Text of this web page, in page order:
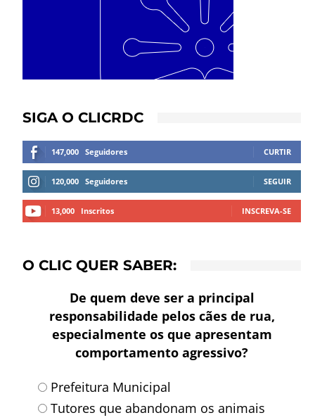
SIGA O CLICRDC
147,000 Seguidores CURTIR
120,000 Seguidores SEGUIR
13,000 Inscritos INSCREVA-SE
O CLIC QUER SABER:
De quem deve ser a principal
responsabilidade pelos cães de rua,
especialmente os que apresentam
comportamento agressivo?
Prefeitura Municipal
Tutores que abandonam os animais